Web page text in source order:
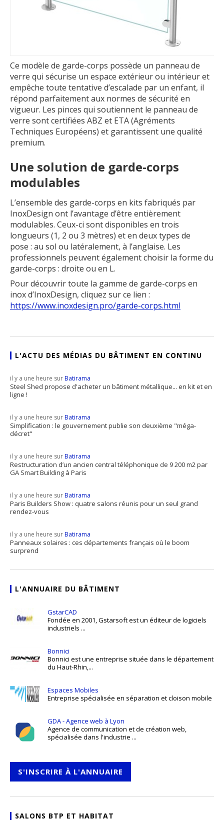
Ce modèle de garde-corps possède un panneau de
verre qui sécurise un espace extérieur ou intérieur et
empêche toute tentative d’escalade par un enfant, il
répond parfaitement aux normes de sécurité en
vigueur. Les pinces qui soutiennent le panneau de
verre sont certifiées ABZ et ETA (Agréments
Techniques Européens) et garantissent une qualité
premium.
Une solution de garde-corps
modulables
L’ensemble des garde-corps en kits fabriqués par
InoxDesign ont l’avantage d’être entièrement
modulables. Ceux-ci sont disponibles en trois
longueurs (1, 2 ou 3 mètres) et en deux types de
pose : au sol ou latéralement, à l’anglaise. Les
professionnels peuvent également choisir la forme du
garde-corps : droite ou en L.
Pour découvrir toute la gamme de garde-corps en
inox d’InoxDesign, cliquez sur ce lien :
https://www.inoxdesign.pro/garde-corps.html
L'ACTU DES MÉDIAS DU BÂTIMENT EN CONTINU
il y a une heure surBatirama
Steel Shed propose d'acheter un bâtiment métallique... en kit et en
ligne !
il y a une heure surBatirama
Simplification : le gouvernement publie son deuxième "méga-
décret"
il y a une heure surBatirama
Restructuration d’un ancien central téléphonique de 9 200 m2 par
GA Smart Building à Paris
il y a une heure surBatirama
Paris Builders Show : quatre salons réunis pour un seul grand
rendez-vous
il y a une heure surBatirama
Panneaux solaires : ces départements français où le boom
surprend
L'ANNUAIRE DU BÂTIMENT
GstarCAD
Fondée en 2001, Gstarsoft est un éditeur de logiciels
industriels ...
Bonnici
Bonnici est une entreprise située dans le département
du Haut-Rhin,...
Espaces Mobiles
Entreprise spécialisée en séparation et cloison mobile
GDA - Agence web à Lyon
Agence de communication et de création web,
spécialisée dans l'industrie ...
S'INSCRIRE À L'ANNUAIRE
SALONS BTP ET HABITAT